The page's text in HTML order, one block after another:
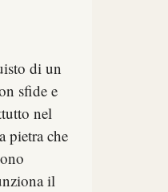
di un
sfide e
nel
pietra che
il